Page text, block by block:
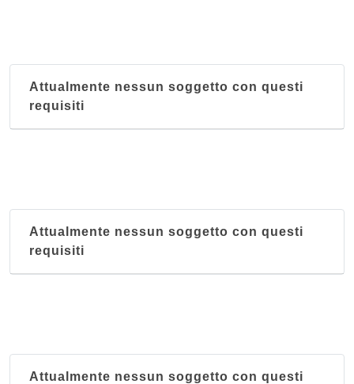
Attualmente nessun soggetto con questi
requisiti
Attualmente nessun soggetto con questi
requisiti
Attualmente nessun soggetto con questi